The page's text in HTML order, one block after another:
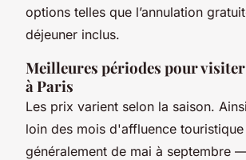
options telles que l’annulation
déjeuner inclus.
Meilleures périodes pour
à Paris
Les prix varient selon la saison.
loin des mois d'affluence
généralement de mai à septembre